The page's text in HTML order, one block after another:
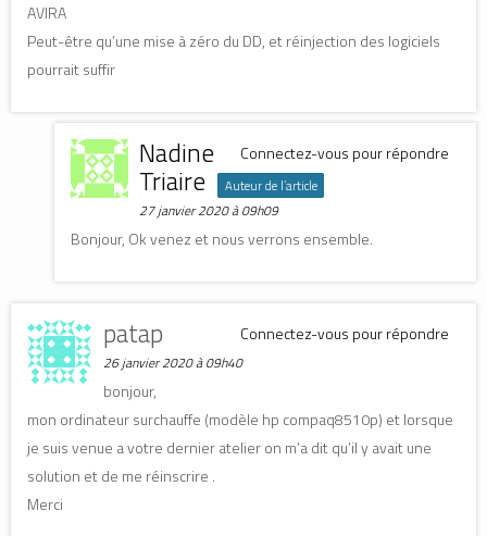
AVIRA
Peut-être qu’une mise à zéro du DD, et réinjection des logiciels
pourrait suffir
Connectez-vous pour répondre
Nadine
Triaire Auteur de l’article
27 janvier 2020 à 09h09
Bonjour, Ok venez et nous verrons ensemble.
Connectez-vous pour répondre
patap
26 janvier 2020 à 09h40
bonjour,
mon ordinateur surchauffe (modèle hp compaq8510p) et lorsque
je suis venue a votre dernier atelier on m’a dit qu’il y avait une
solution et de me réinscrire .
Merci